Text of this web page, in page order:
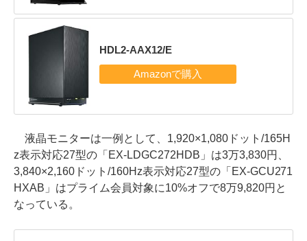
HDL2-AAX12/E
液晶モニターは一例として、1,920×1,080ドット/165H
z表示対応27型の「EX-LDGC272HDB」は3万3,830円、
3,840×2,160ドット/160Hz表示対応27型の「EX-GCU271
HXAB」はプライム会員対象に10%オフで8万9,820円と
なっている。